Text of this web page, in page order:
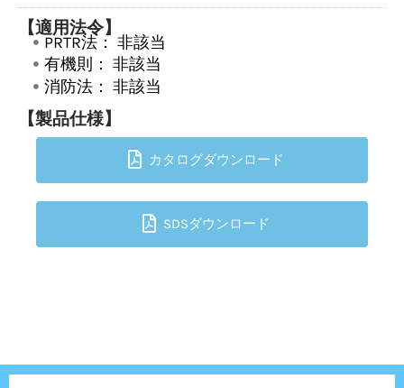
【適用法令】
PRTR法： 非該当
有機則： 非該当
消防法： 非該当
【製品仕様】
カタログダウンロード
SDSダウンロード